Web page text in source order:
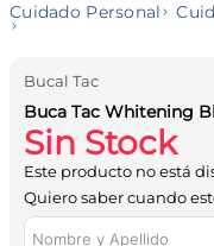
Cuidado Personal
Bucal Tac
Buca Tac Whitening
Sin Stock
Este producto no está
Quiero saber cuando
2.
cerave limpieza
4.
loreal
5.
shampoo
6.
proteina
.
ibuprofeno